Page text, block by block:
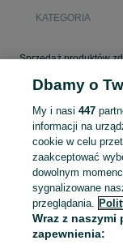
KATEGORIA
Mapa miejscowości
Mapa ministron
Popularne
Dbamy o
My i nasi447
informacji na
cookie w celu
zaakceptować
dowolnym
sygnalizowane
przeglądania.
Wraz z naszymi
zapewnienia: